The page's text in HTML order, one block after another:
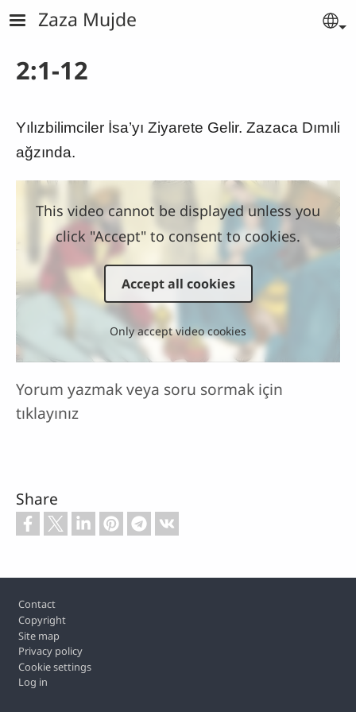
Skip to main content
Zaza Mujde
2:1-12
Yılızbilimciler İsa’yı Ziyarete Gelir. Zazaca Dımıli
ağzında.
This video cannot be displayed unless you
click "Accept" to consent to cookies.
Accept all cookies
Only accept video cookies
Yorum yazmak veya soru sormak için
tıklayınız
Share
Footer
Contact
Copyright
Site map
Privacy policy
Cookie settings
Log in